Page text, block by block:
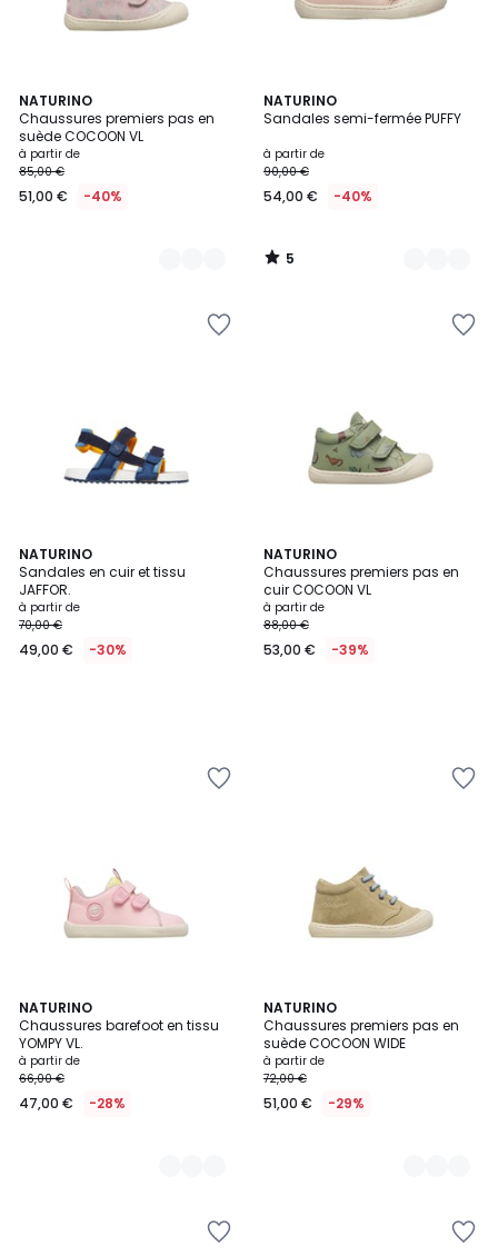
NATURINO
Chaussures premiers pas en
suède COCOON VL
à partir de
85,00 €
51,00 € -40%
2
Couleurs
NATURINO
Sandales semi-fermée PUFFY
à partir de
90,00 €
54,00 € -40%
5
/
7
Couleurs
5
/
NATURINO
Sandales en cuir et tissu
JAFFOR.
à partir de
70,00 €
49,00 € -30%
NATURINO
Chaussures premiers pas en
cuir COCOON VL
à partir de
88,00 €
53,00 € -39%
NATURINO
Chaussures barefoot en tissu
YOMPY VL.
à partir de
66,00 €
47,00 € -28%
2
Couleurs
NATURINO
Chaussures premiers pas en
suède COCOON WIDE
à partir de
72,00 €
51,00 € -29%
2
Couleurs